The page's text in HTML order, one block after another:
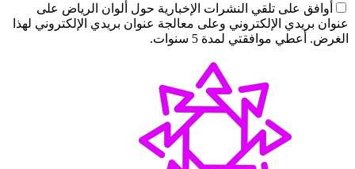
أوافق على تلقي النشرات الإخبارية حول ألوان الرياض على
عنوان بريدي الإلكتروني وعلى معالجة عنوان بريدي الإلكتروني لهذا
الغرض. أعطي موافقتي لمدة 5 سنوات.